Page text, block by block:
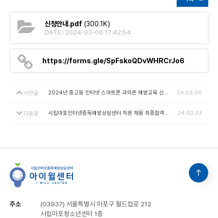
신청안내.pdf (300.1K)
DATE : 2024-03-06 17:42:54
https://forms.gle/SpFskoQDvWHRCrJo6
이전글 24.03.06
다음글 24.02.23
주소
(03937) 서울특별시 마포구 월드컵로 212
시립마포청소년센터 1층